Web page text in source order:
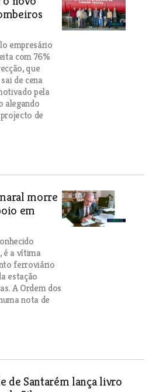
empresário
com 76%
que
de cena
pela
alegando
de
morre
em
é a vítima
ferroviário
estação
A Ordem dos
nota de
de Santarém lança livro